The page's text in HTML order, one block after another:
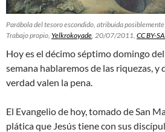
Parábola del tesoro escondido, atribuida posiblemente
Trabajo propio Yelkrokoyade , 20/07/2011, CC BY-
Hoy es el décimo séptimo domingo
semana hablaremos de las riquezas, y
verdad valen la pena.
El Evangelio de hoy, tomado de San
plática que Jesús tiene con sus